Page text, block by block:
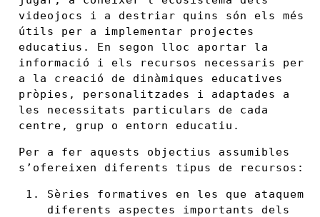
videojocs i a destriar quins són els més
útils per a implementar projectes
educatius. En segon lloc aportar la
informació i els recursos necessaris per
a la creació de dinàmiques educatives
pròpies, personalitzades i adaptades a
les necessitats particulars de cada
centre, grup o entorn educatiu.
Per a fer aquests objectius assumibles
s’ofereixen diferents tipus de recursos:
Sèries formatives en les que ataquem
diferents aspectes importants dels